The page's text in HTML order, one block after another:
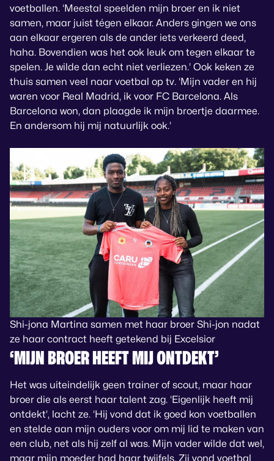
voetballen. ‘Meestal speelden mijn broer en ik niet
samen, maar juist tégen elkaar. Anders gingen we ons
aan elkaar ergeren als de ander iets verkeerd deed,
haha. Bovendien was het ook leuk om tegen elkaar te
spelen. Je wilde dan echt niet verliezen.’ Ook keken ze
thuis samen veel naar voetbal op tv. ‘Mijn vader en hij
waren voor Real Madrid, ik voor FC Barcelona. Als
Barcelona won, dan plaagde ik mijn broertje daarmee.
En andersom hij mij natuurlijk ook.’
Shi-jona Martina samen met haar broer Shi-jon nadat
ze haar contract heeft getekend bij Excelsior
‘MIJN BROER HEEFT MIJ ONTDEKT’
Het was uiteindelijk geen trainer of scout, maar haar
broer die als eerst haar talent zag. ‘Eigenlijk heeft mij
ontdekt’, lacht ze. ‘Hij vond dat ik goed kon voetballen
en stelde aan mijn ouders voor om mij lid te maken van
een club, net als hij zelf al was. Mijn vader wilde dat wel,
maar mijn moeder had haar twijfels. Zij vond voetbal